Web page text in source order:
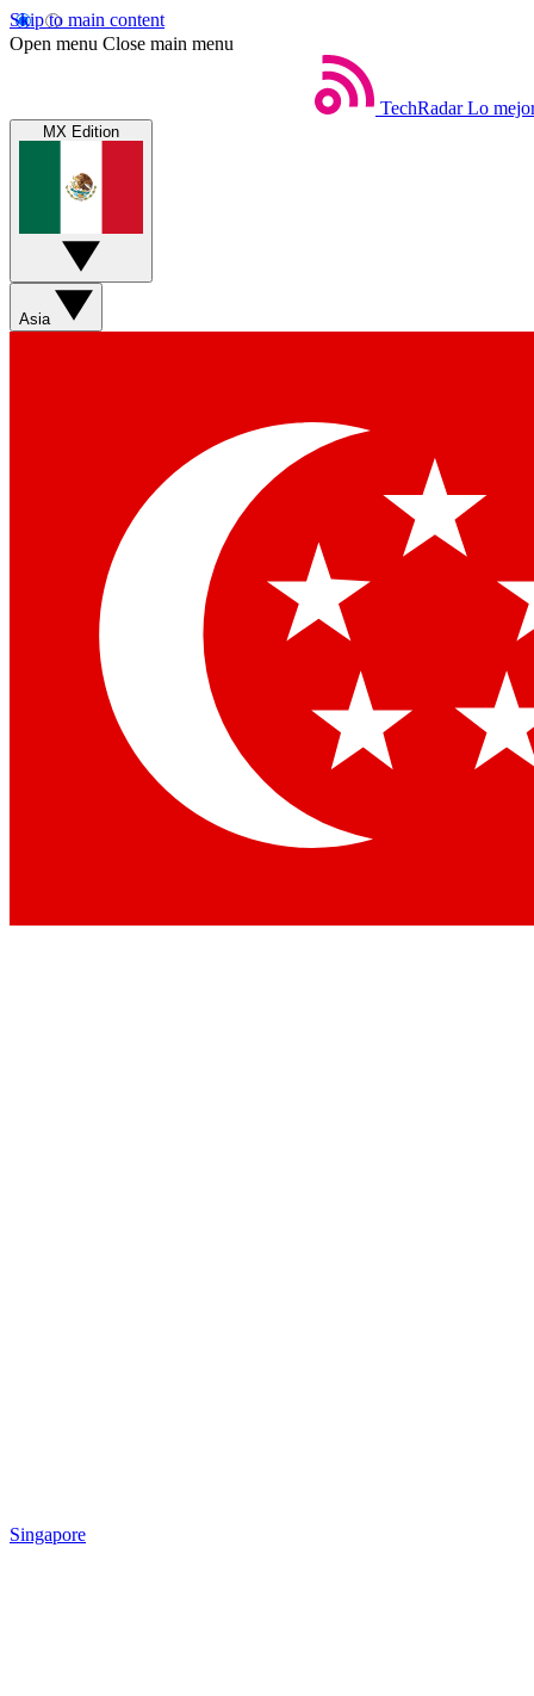
Skip to main content
Open menu Close main menu
TechRadar Lo
MX Edition
Asia
Singapore